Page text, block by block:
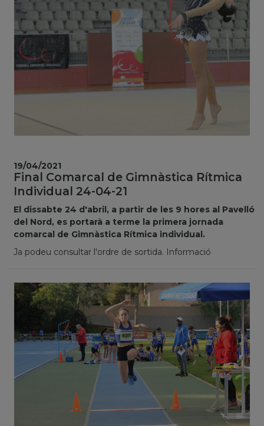
Final Comarcal de Gimnàstica Rítmica
Individual 24-04-21
El dissabte 24 d'abril, a partir de les 9 hores al Pavelló
del Nord, es portarà a terme la primera jornada
comarcal de Gimnàstica Rítmica individual.
Ja podeu consultar l'ordre de sortida. Informació
19/04/2021